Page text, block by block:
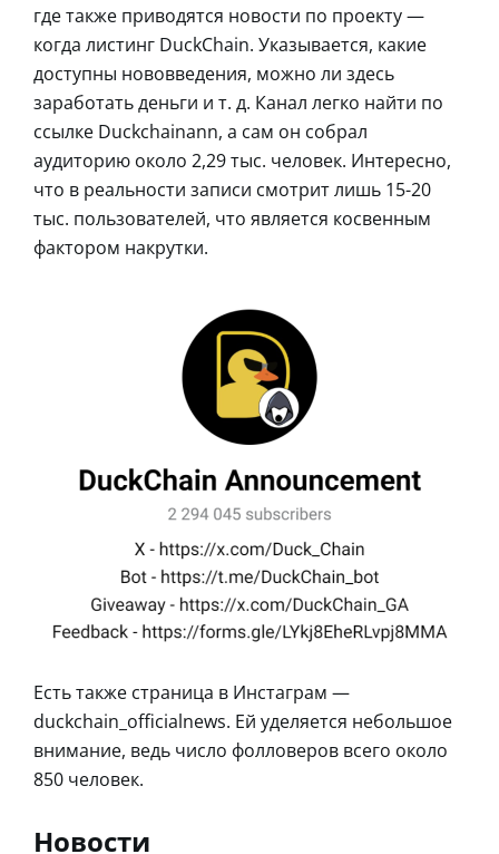
где также приводятся новости по проекту —
когда листинг DuckChain. Указывается, какие
доступны нововведения, можно ли здесь
заработать деньги и т. д. Канал легко найти по
ссылке Duckchainann, а сам он собрал
аудиторию около 2,29 тыс. человек. Интересно,
что в реальности записи смотрит лишь 15-20
тыс. пользователей, что является косвенным
фактором накрутки.
Есть также страница в Инстаграм —
duckchain_officialnews. Ей уделяется небольшое
внимание, ведь число фолловеров всего около
850 человек.
Новости